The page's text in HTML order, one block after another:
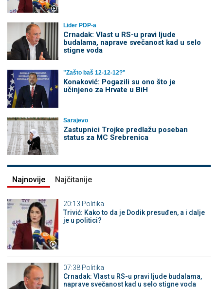
Lider PDP-a
Crnadak: Vlast u RS-u pravi ljude
budalama, naprave svečanost kad u selo
stigne voda
"Zašto baš 12-12-12?"
Konaković: Pogazili su ono što je
učinjeno za Hrvate u BiH
Sarajevo
Zastupnici Trojke predlažu poseban
status za MC Srebrenica
Najnovije Najčitanije
20:13 Politika
Trivić: Kako to da je Dodik presuđen, a i dalje
je u politici?
07:38 Politika
Crnadak: Vlast u RS-u pravi ljude budalama,
naprave svečanost kad u selo stigne voda